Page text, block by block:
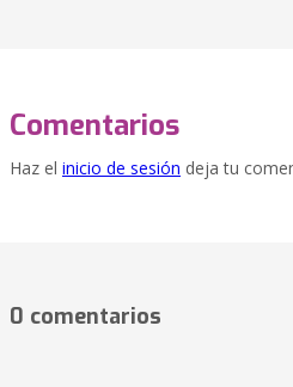
Comentarios
Haz el inicio de sesión deja tu
0 comentarios